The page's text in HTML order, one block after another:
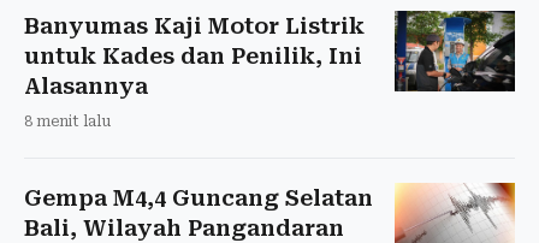
Banyumas Kaji Motor Listrik
untuk Kades dan Penilik, Ini
Alasannya
8 menit lalu
Gempa M4,4 Guncang Selatan
Bali, Wilayah Pangandaran